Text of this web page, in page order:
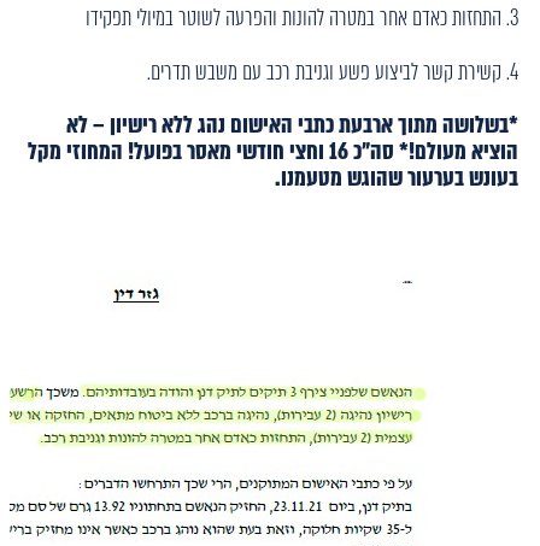
3. התחזות כאדם אחר במטרה להונות והפרעה לשוטר במיולי תפקידו
4. קשירת קשר לביצוע פשע וגניבת רכב עם משבש תדרים.
*בשלושה מתוך ארבעת כתבי האישום נהג ללא רישיון – לא
הוציא מעולם!* סה"כ 16 וחצי חודשי מאסר בפועל! המחוזי מקל
בעונש בערעור שהוגש מטעמנו.